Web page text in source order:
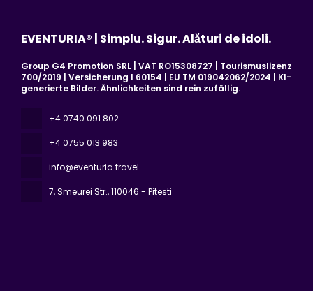
EVENTURIA® | Simplu. Sigur. Alături de idoli.
Group G4 Promotion SRL | VAT RO15308727 | Tourismuslizenz
700/2019 | Versicherung I 60154 | EU TM 019042062/2024 | KI-
generierte Bilder. Ähnlichkeiten sind rein zufällig.
+4 0740 091 802
+4 0755 013 983
info@eventuria.travel
7, Smeurei Str., 110046 - Pitesti